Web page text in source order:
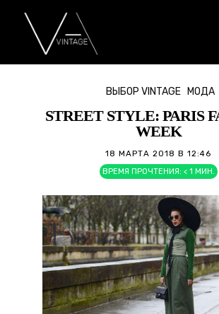
ВЫБОР VINTAGE МОДА
STREET STYLE: PARIS
WEEK
18 МАРТА 2018 В 12:46
ВРЕМЯ ПРОЧТЕНИЯ: < 1 МИН.